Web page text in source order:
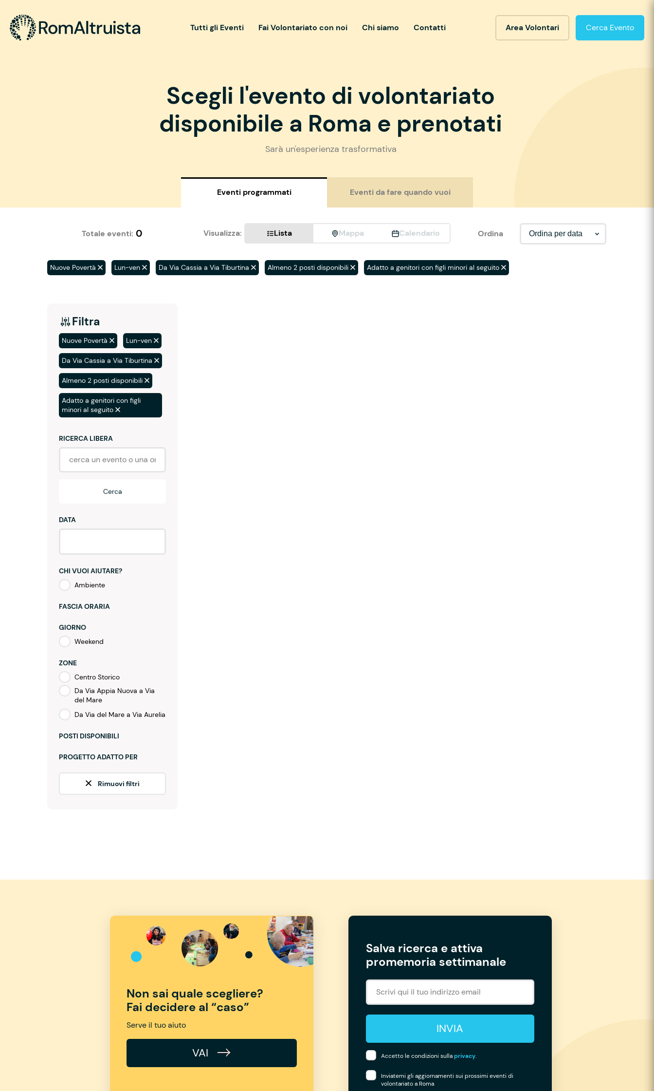
Tutti gli Eventi Fai Volontariato con noi Chi siamo Contatti Area Volontari Cerca Evento
Scegli l'evento di volontariato
disponibile a Roma e prenotati
Sarà un'esperienza trasformativa
Eventi programmati Eventi da fare quando vuoi
Totale eventi: 0 Visualizza: Lista Mappa Calendario Ordina
Nuove Povertà Lun-ven Da Via Cassia a Via Tiburtina Almeno 2 posti disponibili Adatto a genitori con figli minori al seguito
Filtra
Nuove Povertà Lun-ven
Da Via Cassia a Via Tiburtina
Almeno 2 posti disponibili
Adatto a genitori con figli
minori al seguito
RICERCA LIBERA
Cerca
DATA
CHI VUOI AIUTARE?
Ambiente
FASCIA ORARIA
GIORNO
Weekend
ZONE
Centro Storico
Da Via Appia Nuova a Via
del Mare
Da Via del Mare a Via Aurelia
POSTI DISPONIBILI
PROGETTO ADATTO PER
Rimuovi filtri
Non sai quale scegliere?
Fai decidere al “caso”
Serve il tuo aiuto
VAI
Salva ricerca e attiva
promemoria settimanale
INVIA
Accetto le condizioni sullaprivacy.
Inviatemi gli aggiornamenti sui prossimi eventi di
volontariato a Roma